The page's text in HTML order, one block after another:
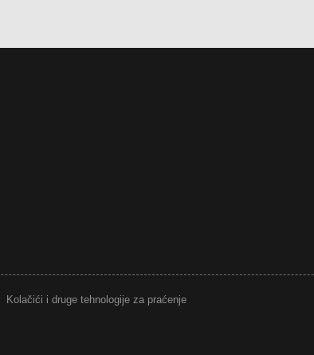
Kolačići i druge tehnologije za praćenje